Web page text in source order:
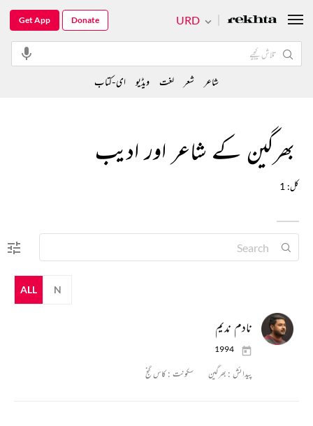
بھرگین کے شاعر اور ادیب
کل: 1
ALL N
نادم ندیم
1994
پیدائش : بھرگین سکونت :کاس گنج
URD
Get App Donate
شاعر شعر لغت ویڈیو ای-کتاب